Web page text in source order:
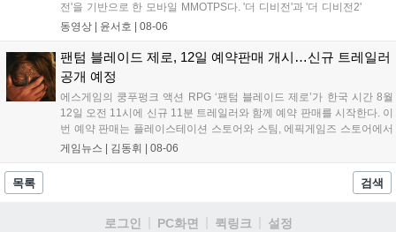
전'을 기반으로 한 모바일 MMOTPS다. '더 디비전'과 '더 디비전2'
사이의 시기를 배경으로 하고 있으며, 완전히 새로운 독립형 스토
의 디비전 요원이 되어...
동영상 | 윤서호 08-06
팬텀 블레이드 제로, 12일 예약판매 개시…신규 트레일러
공개 예정
에스게임의 쿵푸펑크 액션 RPG ‘팬텀 블레이드 제로’가 한국 시간 8월
12일 오전 11시에 신규 11분 트레일러와 함께 예약 판매를 시작한다. 이
번 예약 판매는 플레이스테이션 스토어와 스팀, 에픽게임즈 스토어에서
진행되며, 개발이 완료된 게임은 10월 29일 정식 출시될 예정이다. 언리
게임뉴스 | 김동휘 08-06
목록 검색
로그인 PC화면 퀵링크
설정